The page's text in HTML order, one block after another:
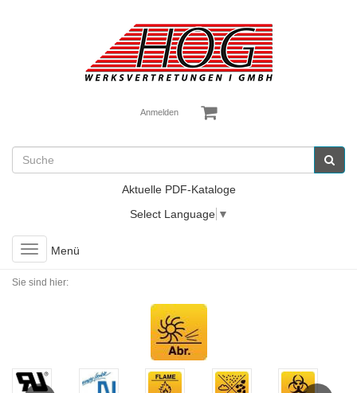
Anmelden
Aktuelle PDF-Kataloge
Select Language ▼
Toggle
navigation
Menü
Sie sind hier: